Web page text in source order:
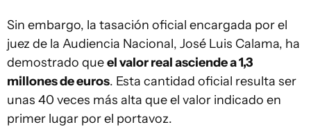
Sin embargo, la tasación oficial encargada por el
juez de la Audiencia Nacional, José Luis Calama, ha
demostrado queel valor real asciende a 1,3
millones de euros. Esta cantidad oficial resulta ser
unas 40 veces más alta que el valor indicado en
primer lugar por el portavoz.